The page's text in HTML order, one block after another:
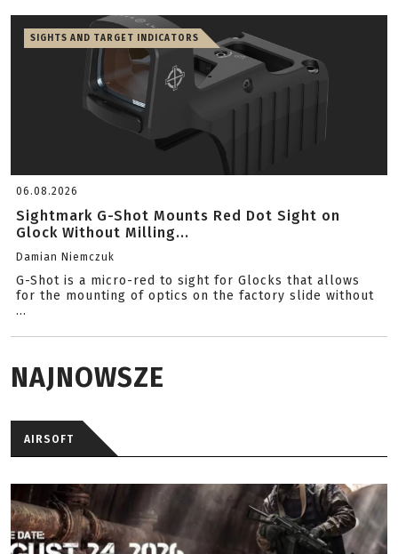
SIGHTS AND TARGET INDICATORS
06.08.2026
Sightmark G-Shot Mounts Red Dot Sight on
Glock Without Milling...
Damian Niemczuk
G-Shot is a micro-red to sight for Glocks that allows
for the mounting of optics on the factory slide without
...
NAJNOWSZE
AIRSOFT